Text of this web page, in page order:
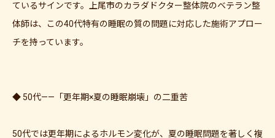
ているサインです。上尾市のカラダドクター整体院のベテラン整
体師は、この40代特有の睡眠の質の問題に対応した施術アプロー
チを持っています。
◆ 50代——「更年期×夏の睡眠崩壊」の二重苦
50代では更年期によるホルモン変化が、夏の睡眠問題を著しく複